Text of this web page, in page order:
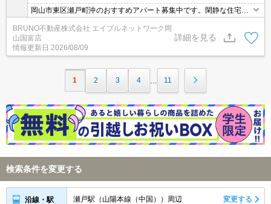
岡山市東区瀬戸町沖のおすすめアパート募集中です。閑静な住宅街
です。２４時間対応のコールセンター利用。浴室乾燥機ほか充実の
室内設備。お気軽にお問い合わせください。
BRUNO不動産株式会社 エイブルネットワーク岡
山国富店
情報更新日 2026/08/09
詳細を見る
1 2 3 4 11
検索条件を変更する
沿線・駅 瀬戸駅（山陽本線（中国））周辺 変更する